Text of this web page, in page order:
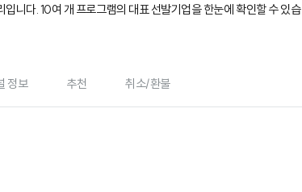
니다. 10여 개 프로그램의 대표 선발기업을 한눈에 확인할 수 있습
정보 추천 취소/환불